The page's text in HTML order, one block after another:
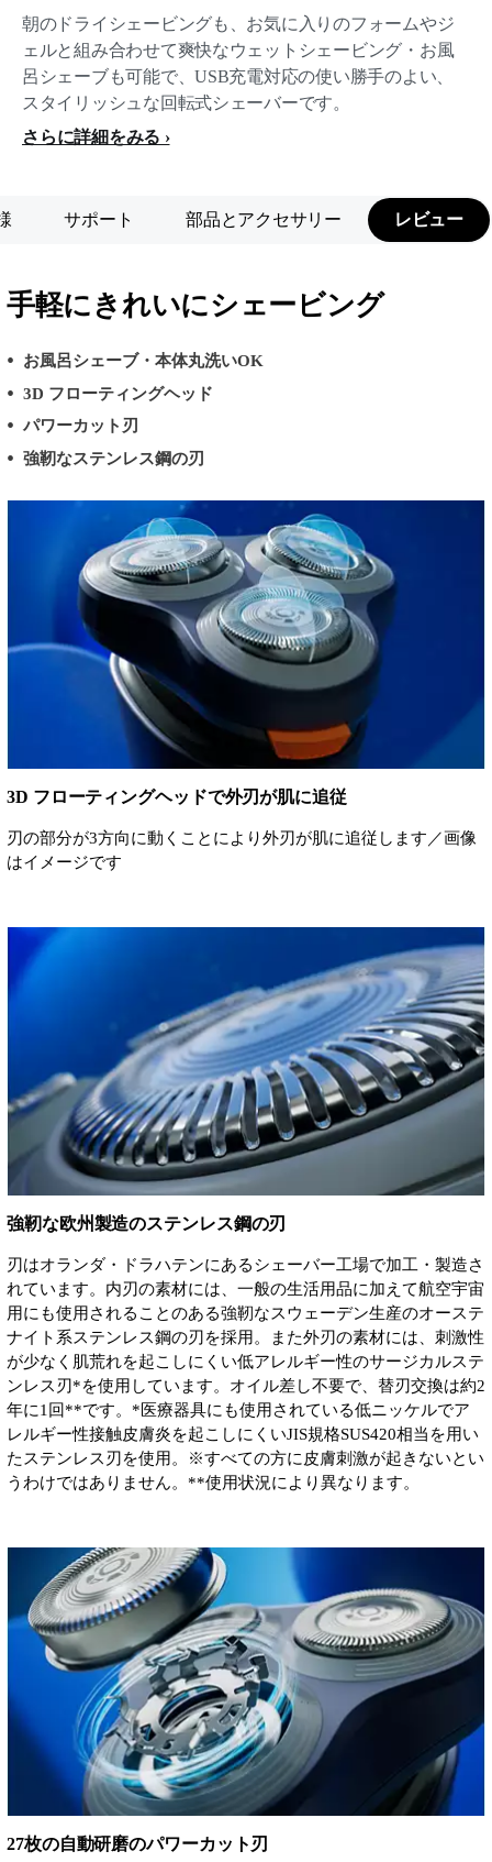
朝のドライシェービングも、お気に入りのフォームやジ
ェルと組み合わせて爽快なウェットシェービング・お風
呂シェーブも可能で、USB充電対応の使い勝手のよい、
スタイリッシュな回転式シェーバーです。
さらに詳細をみる
サポート 部品とアクセサリー レビュー
手軽にきれいにシェービング
お風呂シェーブ・本体丸洗いOK
3D フローティングヘッド
パワーカット刃
強靭なステンレス鋼の刃
3D フローティングヘッドで外刃が肌に追従
刃の部分が3方向に動くことにより外刃が肌に追従します／画像
はイメージです
強靭な欧州製造のステンレス鋼の刃
刃はオランダ・ドラハテンにあるシェーバー工場で加工・製造さ
れています。内刃の素材には、一般の生活用品に加えて航空宇宙
用にも使用されることのある強靭なスウェーデン生産のオーステ
ナイト系ステンレス鋼の刃を採用。また外刃の素材には、刺激性
が少なく肌荒れを起こしにくい低アレルギー性のサージカルステ
ンレス刃*を使用しています。オイル差し不要で、替刃交換は約2
年に1回**です。*医療器具にも使用されている低ニッケルでア
レルギー性接触皮膚炎を起こしにくいJIS規格SUS420相当を用い
たステンレス刃を使用。※すべての方に皮膚刺激が起きないとい
うわけではありません。**使用状況により異なります。
27枚の自動研磨のパワーカット刃